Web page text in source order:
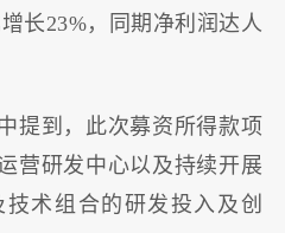
长23%，同期净利润达人
提到，此次募资所得款项
营研发中心以及持续开展
术组合的研发投入及创